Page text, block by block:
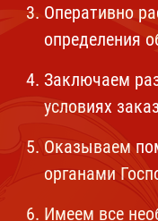
Оперативно
определения
Заключаем
условиях
Оказываем
органами
Имеем все